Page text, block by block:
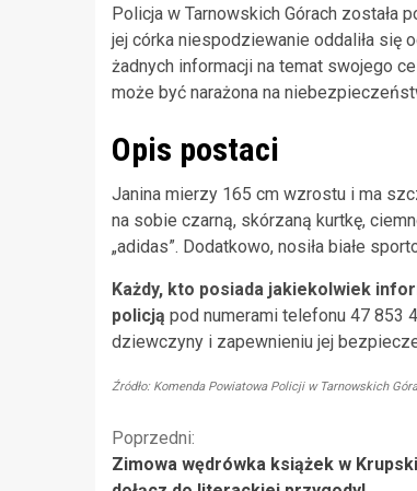
Policja w Tarnowskich Górach została
jej córka niespodziewanie oddaliła się
żadnych informacji na temat swojego
może być narażona na
Opis postaci
Janina mierzy 165 cm wzrostu i ma
na sobie czarną, skórzaną kurtkę,
„adidas”. Dodatkowo, nosiła białe
Każdy, kto posiada jakiekolwiek
policją pod numerami telefonu 47 853
dziewczyny i zapewnieniu jej
Źródło: Komenda Powiatowa Policji w Tarnowskich
Kontynuuj
Poprzedni:
Zimowa wędrówka książek w